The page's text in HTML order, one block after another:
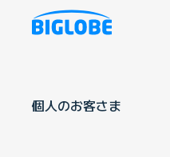
個人のお客さま